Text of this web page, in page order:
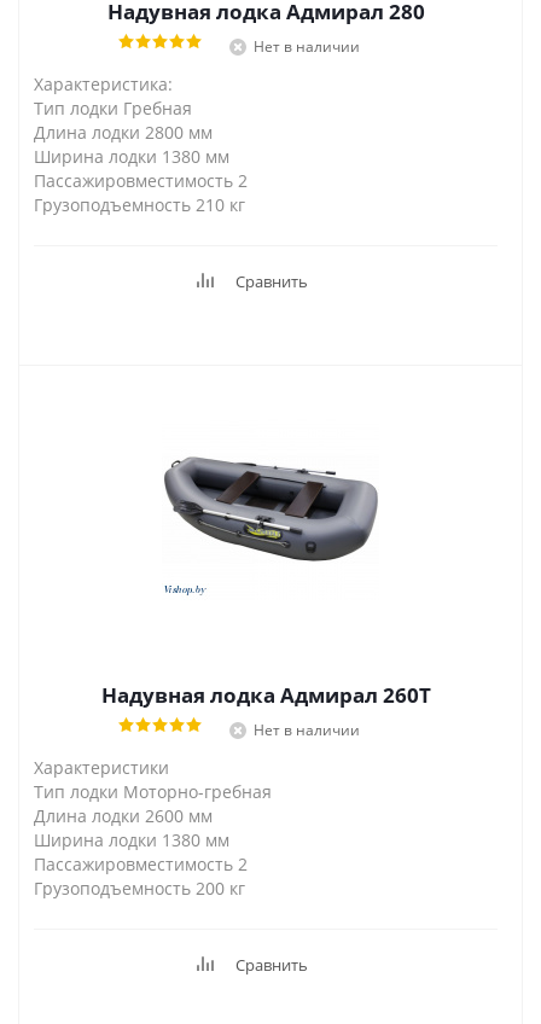
Надувная лодка Адмирал 280
Нет в наличии
Характеристика:
Тип лодки Гребная
Длина лодки 2800 мм
Ширина лодки 1380 мм
Пассажировместимость 2
Грузоподъемность 210 кг
Сравнить
Надувная лодка Адмирал 260T
Нет в наличии
Характеристики
Тип лодки Моторно-гребная
Длина лодки 2600 мм
Ширина лодки 1380 мм
Пассажировместимость 2
Грузоподъемность 200 кг
Сравнить